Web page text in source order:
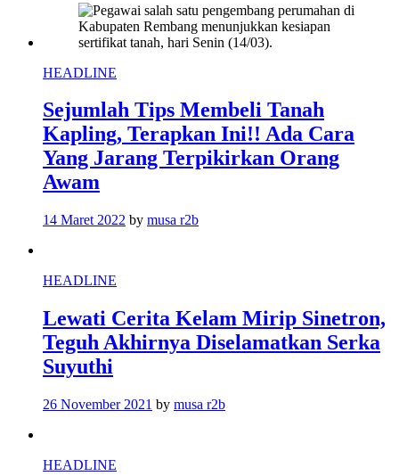
HEADLINE
Sejumlah Tips Membeli Tanah
Kapling, Terapkan Ini!! Ada Cara
Yang Jarang Terpikirkan Orang
Awam
14 Maret 2022 by musa r2b
HEADLINE
Lewati Cerita Kelam Mirip Sinetron,
Teguh Akhirnya Diselamatkan Serka
Suyuthi
26 November 2021 by musa r2b
HEADLINE